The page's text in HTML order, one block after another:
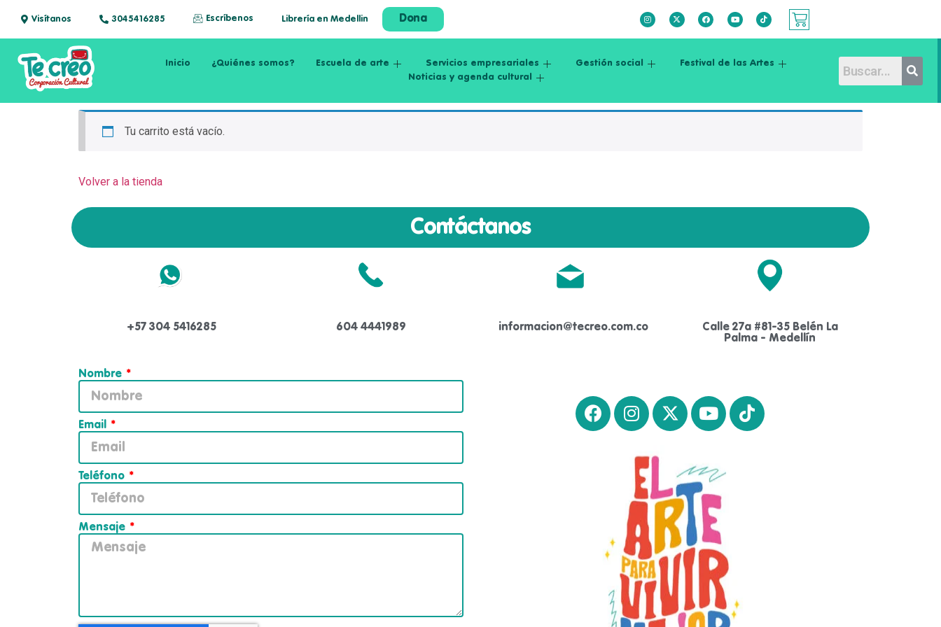
Visítanos 3045416285 Escríbenos Librería en Medellin Dona
Inicio ¿Quiénes somos? Escuela de arte Servicios empresariales Gestión social
Festival de las Artes
Noticias y agenda cultural
Tu carrito está vacío.
Volver a la tienda
Contáctanos
+57 304 5416285 604 4441989 informacion@tecreo.com.co
Calle 27a #81-35 Belén La
Palma - Medellín
Nombre
Email
Teléfono
Mensaje